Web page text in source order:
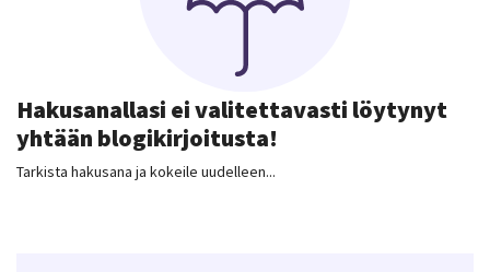
Hakusanallasi ei valitettavasti löytynyt
yhtään blogikirjoitusta!
Tarkista hakusana ja kokeile uudelleen...